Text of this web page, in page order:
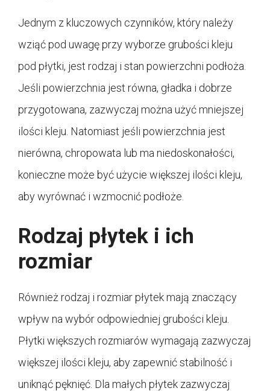
Jednym z kluczowych czynników, który należy
wziąć pod uwagę przy wyborze grubości kleju
pod płytki, jest rodzaj i stan powierzchni podłoża.
Jeśli powierzchnia jest równa, gładka i dobrze
przygotowana, zazwyczaj można użyć mniejszej
ilości kleju. Natomiast jeśli powierzchnia jest
nierówna, chropowata lub ma niedoskonałości,
konieczne może być użycie większej ilości kleju,
aby wyrównać i wzmocnić podłoże.
Rodzaj płytek i ich
rozmiar
Również rodzaj i rozmiar płytek mają znaczący
wpływ na wybór odpowiedniej grubości kleju.
Płytki większych rozmiarów wymagają zazwyczaj
większej ilości kleju, aby zapewnić stabilność i
uniknąć pęknięć. Dla małych płytek zazwyczaj